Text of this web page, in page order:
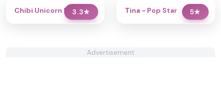
3.3★
Chibi Unicorn Dress Up 5★
Tina - Pop Star
Advertisement